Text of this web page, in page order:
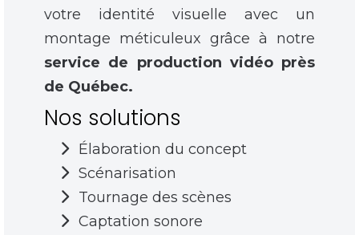
votre identité visuelle avec un
montage méticuleux grâce à notre
service de production vidéo près
de Québec.
Nos solutions
Élaboration du concept
Scénarisation
Tournage des scènes
Captation sonore